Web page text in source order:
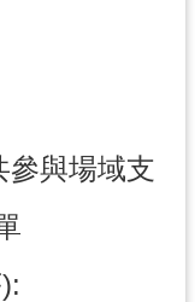
參與場域支